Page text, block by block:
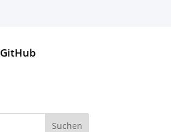
GitHub
Suchen